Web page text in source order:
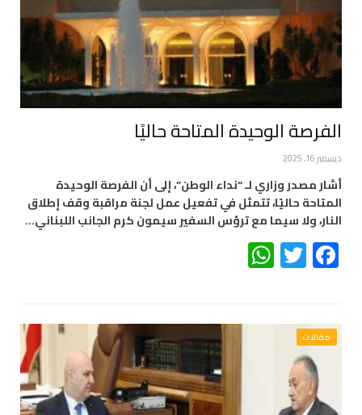
الفرصة الوحيدة المتاحة حاليًا
ديسمبر 16, 2025
أشار مصدر وزاري لـ “نداء الوطن”، إلى أن الفرصة الوحيدة
المتاحة حاليًا، تتمثل في تفعيل عمل لجنة مراقبة وقف إطلاق
النار، ولا سيما مع ترؤس السفير سيمون كرم الجانب اللبناني…
Facebook
Twitter
مقالات